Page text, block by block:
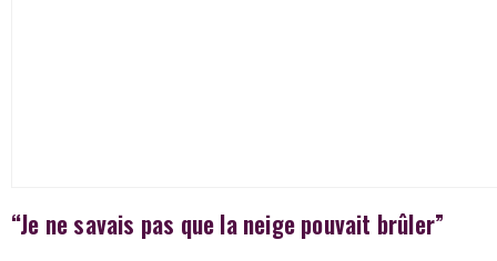
“Je ne savais pas que la neige pouvait brûler”